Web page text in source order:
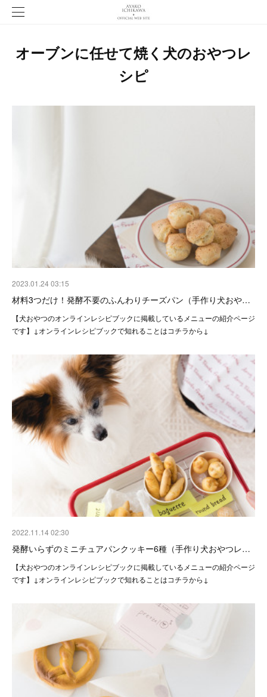
オーブンに任せて焼く犬のおやつレ
シピ
2023.01.24 03:15
材料3つだけ！発酵不要のふんわりチーズパン（手作り犬おや…
【犬おやつのオンラインレシピブックに掲載しているメニューの紹介ページ
です】↓オンラインレシピブックで知れることはコチラから↓
2022.11.14 02:30
発酵いらずのミニチュアパンクッキー6種（手作り犬おやつレ…
【犬おやつのオンラインレシピブックに掲載しているメニューの紹介ページ
です】↓オンラインレシピブックで知れることはコチラから↓